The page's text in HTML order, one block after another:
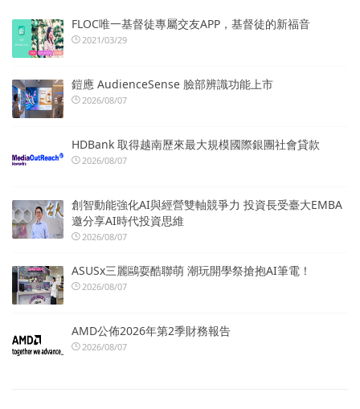
FLOC唯一基督徒專屬交友APP，基督徒的新福音
2021/03/29
鎧應 AudienceSense 臉部辨識功能上市
2026/08/07
HDBank 取得越南歷來最大規模國際銀團社會貸款
2026/08/07
創智動能強化AI與經營雙軸競爭力 投資長受臺大EMBA
邀分享AI時代投資思維
2026/08/07
ASUSx三麗鷗耍酷聯萌 潮玩開學祭搶抱AI筆電！
2026/08/07
AMD公佈2026年第2季財務報告
2026/08/07